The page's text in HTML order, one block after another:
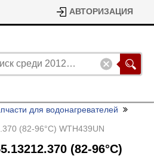
АВТОРИЗАЦИЯ
для водонагревателей
(82-96°C) WTH439UN
(82-96°C)